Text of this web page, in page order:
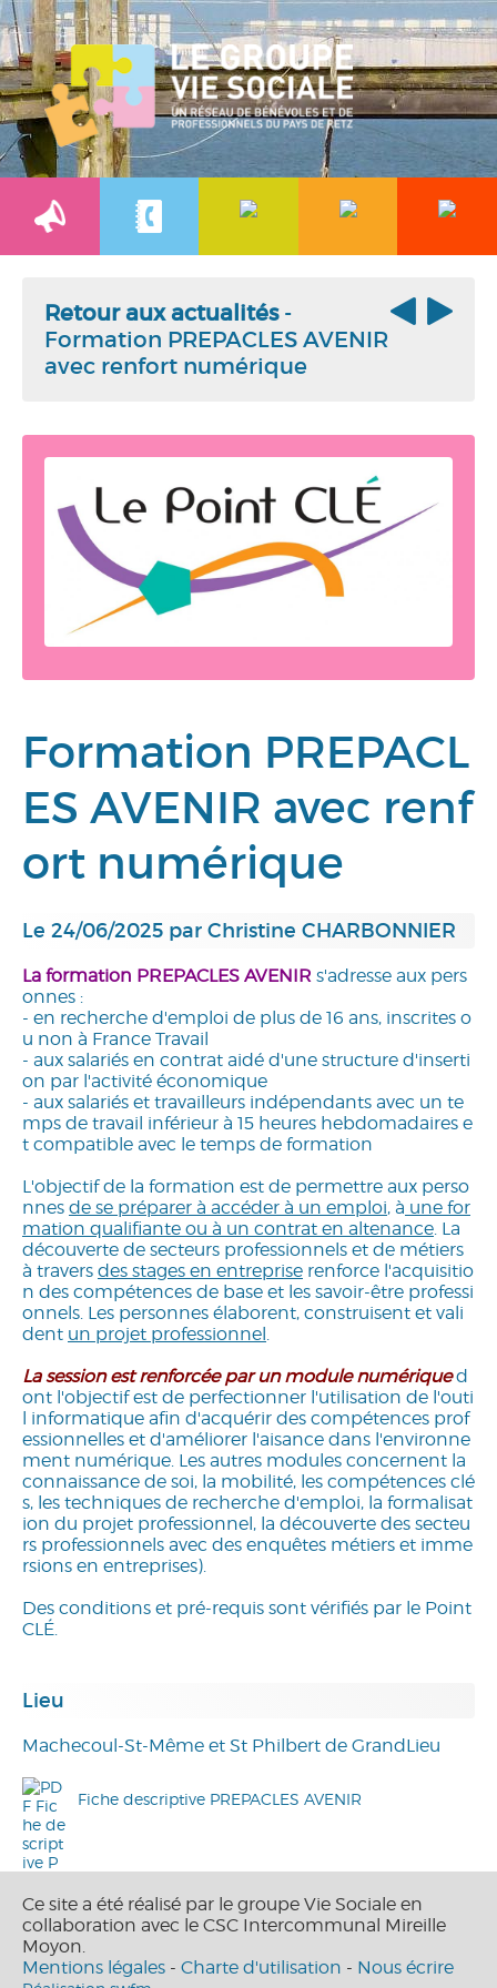
Retour aux actualités-
Formation PREPACLES AVENIR
avec renfort numérique
Formation PREPACL
ES AVENIR avec renf
ort numérique
Le 24/06/2025 par Christine CHARBONNIER
La formation PREPACLES AVENIR s'adresse aux pers
onnes :
- en recherche d'emploi de plus de 16 ans, inscrites o
u non à France Travail
- aux salariés en contrat aidé d'une structure d'inserti
on par l'activité économique
- aux salariés et travailleurs indépendants avec un te
mps de travail inférieur à 15 heures hebdomadaires e
t compatible avec le temps de formation
L'objectif de la formation est de permettre aux perso
nnes de se préparer à accéder à un emploi, à une for
mation qualifiante ou à un contrat en altenance . La
découverte de secteurs professionnels et de métiers
à travers des stages en entreprise renforce l'acquisitio
n des compétences de base et les savoir-être professi
onnels. Les personnes élaborent, construisent et vali
dent un projet professionnel
La session est renforcée par un module numérique d
ont l'objectif est de perfectionner l'utilisation de l'outi
l informatique afin d'acquérir des compétences prof
essionnelles et d'améliorer l'aisance dans l'environne
ment numérique. Les autres modules concernent la
connaissance de soi, la mobilité, les compétences clé
s, les techniques de recherche d'emploi, la formalisat
ion du projet professionnel, la découverte des secteu
rs professionnels avec des enquêtes métiers et imme
rsions en entreprises).
Des conditions et pré-requis sont vérifiés par le Point
CLÉ.
Lieu
Machecoul-St-Même et St Philbert de GrandLieu
Fiche descriptive PREPACLES AVENIR
Ce site a été réalisé par le groupe Vie Sociale en
collaboration avec le CSC Intercommunal Mireille
Moyon.
Mentions légales - Charte d'utilisation - Nous écrire